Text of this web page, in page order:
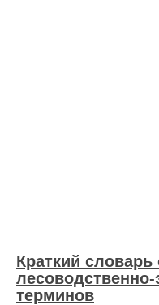
Краткий
терминов